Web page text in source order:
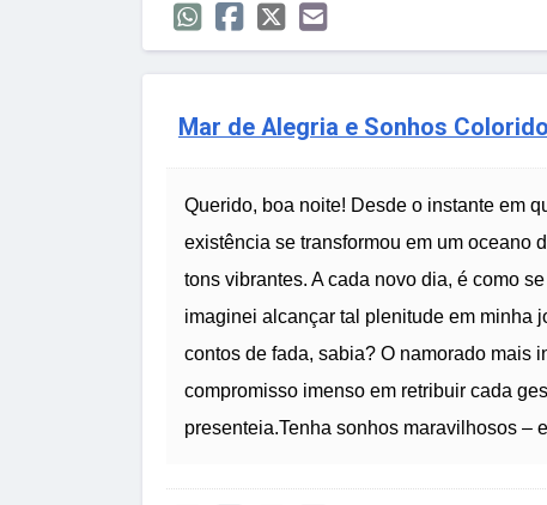
Mar de Alegria e Sonhos
Querido, boa noite! Desde o instante em
existência se transformou em um oceano
tons vibrantes. A cada novo dia, é como
imaginei alcançar tal plenitude em minha
contos de fada, sabia? O namorado mais
compromisso imenso em retribuir cada
presenteia.Tenha sonhos maravilhosos –